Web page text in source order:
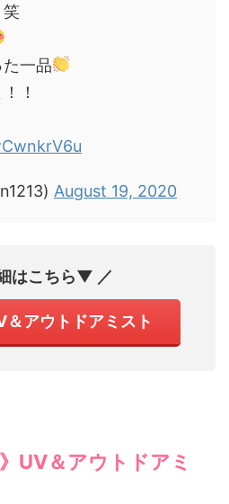
一品
！
August 19, 2020
はこちら▼ ／
＆アウトドアミスト
UV＆アウトドアミ